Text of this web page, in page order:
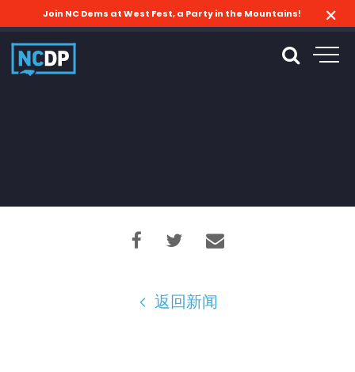
Join NC Dems at West Fest, a Party in the Mountains!
返回新闻